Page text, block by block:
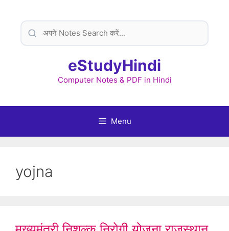
content
eStudyHindi
Computer Notes & PDF in Hindi
Menu
yojna